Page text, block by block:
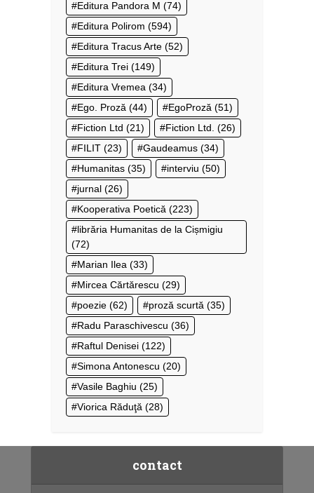
Editura Pandora M (74)
Editura Polirom (594)
Editura Tracus Arte (52)
Editura Trei (149)
Editura Vremea (34)
Ego. Proză (44) EgoProză (51)
Fiction Ltd (21) Fiction Ltd. (26)
FILIT (23) Gaudeamus (34)
Humanitas (35) interviu (50)
jurnal (26)
Kooperativa Poetică (223)
librăria Humanitas de la Cișmigiu
(72)
Marian Ilea (33)
Mircea Cărtărescu (29)
poezie (62) proză scurtă (35)
Radu Paraschivescu (36)
Raftul Denisei (122)
Simona Antonescu (20)
Vasile Baghiu (25)
Viorica Răduţă (28)
contact